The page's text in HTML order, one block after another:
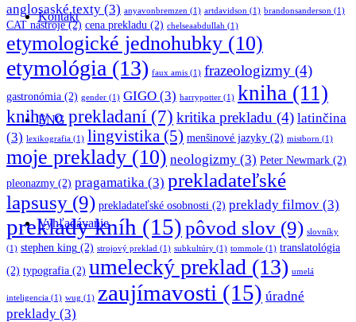
Kontakt
ENG
Vyhľadávanie
anglosaské texty (3) anyavonbremzen (1) artdavidson (1) brandonsanderson (1)
CAT nástroje(2) cena prekladu (2) chelseaabdullah (1)
etymologické jednohubky (10)
etymológia (13) faux amis (1) frazeologizmy (4)
gastronómia (2) gender (1) GIGO (3) harrypotter (1) kniha (11)
knihy o prekladaní (7) kritika prekladu (4) latinčina
(3) lexikografia (1) lingvistika (5) menšinové jazyky (2) mistborn (1)
moje preklady (10) neologizmy (3) Peter Newmark (2)
pleonazmy (2) pragamatika (3) prekladateľské
lapsusy (9) prekladateľské osobnosti (2) preklady filmov (3)
preklady kníh (15)pôvod slov (9) slovníky
(1) stephen king (2) strojový preklad (1) subkultúry (1) tommole (1) translatológia
(2) typografia (2) umelecký preklad (13) umelá
inteligencia (1) wug (1) zaujímavosti (15) úradné
preklady (3)